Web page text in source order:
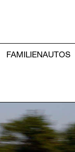
FAMILIENAUTOS